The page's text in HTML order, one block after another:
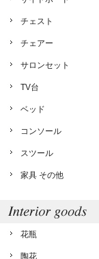
チェスト
チェアー
サロンセット
TV台
ベッド
コンソール
スツール
家具 その他
花瓶
陶花